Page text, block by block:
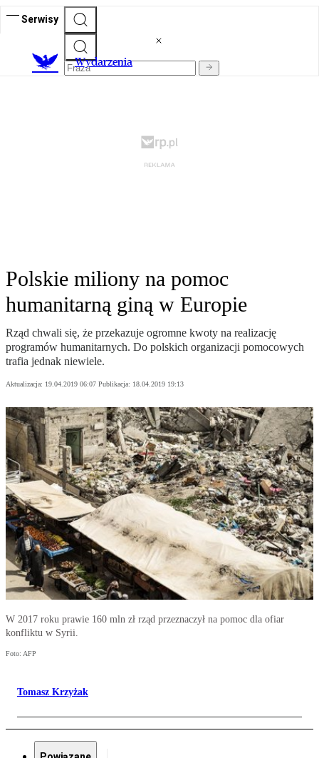
Serwisy
Wydarzenia
Polskie miliony na pomoc
humanitarną giną w Europie
Rząd chwali się, że przekazuje ogromne kwoty na realizację
programów humanitarnych. Do polskich organizacji pomocowych
trafia jednak niewiele.
Aktualizacja: 19.04.2019 06:07 Publikacja: 18.04.2019 19:13
W 2017 roku prawie 160 mln zł rząd przeznaczył na pomoc dla ofiar
konfliktu w Syrii.
Foto: AFP
Tomasz Krzyżak